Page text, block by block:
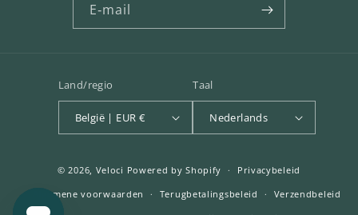
E‑mail
Land/regio
België | EUR €
Taal
Nederlands
© 2026, Veloci Powered by Shopify
Privacybeleid
Algemene voorwaarden
Terugbetalingsbeleid
Verzendbeleid